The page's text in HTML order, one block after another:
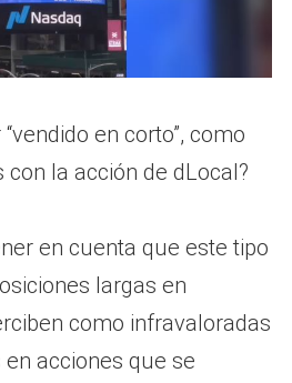
en corto”, como
la acción de dLocal?
en cuenta que este tipo
largas en
como infravaloradas
acciones que se